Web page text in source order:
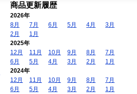
商品更新履歴
2026年
8月
7月 6月 5月 4月
3月
2月
1月
2025年
12月
11月 10月 9月 8月
7月
6月
5月 4月 3月 2月
1月
2024年
12月
11月 10月 9月 8月
7月
6月
5月 4月 3月 2月
1月